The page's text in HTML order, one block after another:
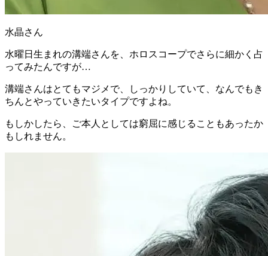
水晶さん
水曜日生まれの溝端さんを、ホロスコープでさらに細かく占
ってみたんですが…
溝端さんはとてもマジメで、しっかりしていて、なんでもき
ちんとやっていきたいタイプですよね。
もしかしたら、ご本人としては窮屈に感じることもあったか
もしれません。